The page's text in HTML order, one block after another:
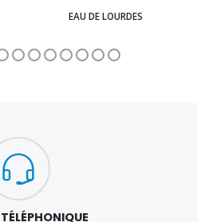
EAU DE LOURDES